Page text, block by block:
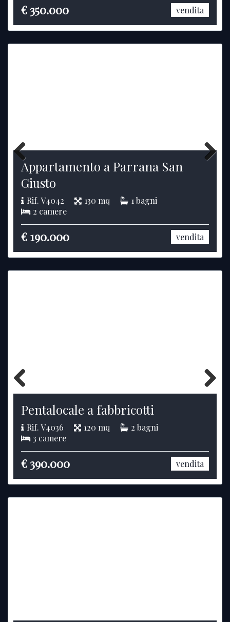
€ 350.000 vendita
Previous
Appartamento a Parrana San
Giusto
Rif. V4042 130 mq
1 bagni
2 camere
€ 190.000 vendita
Previous Next
Pentalocale a fabbricotti
Rif. V4036 120 mq
2 bagni
3 camere
€ 390.000 vendita